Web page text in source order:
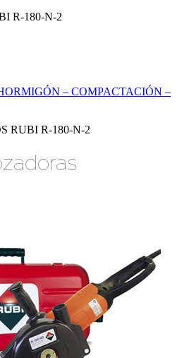
R-180-N-2
– COMPACTACIÓN –
RUBI R-180-N-2